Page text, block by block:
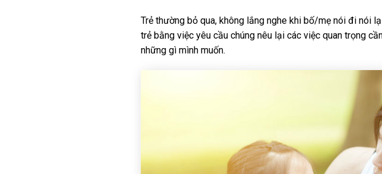
Trẻ thường bỏ qua, không lắng nghe khi bố/mẹ nói đi nói
trẻ bằng việc yêu cầu chúng nêu lại các việc quan trọng
những gì mình muốn.